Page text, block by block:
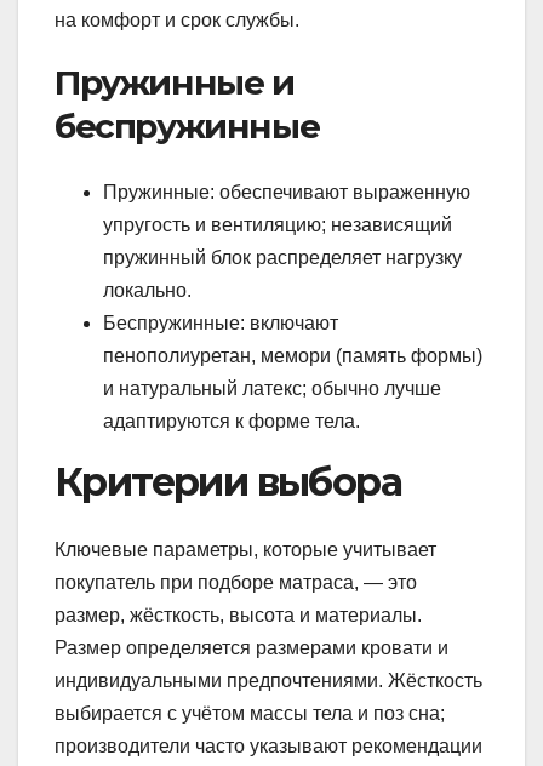
на комфорт и срок службы.
Пружинные и
беспружинные
Пружинные: обеспечивают выраженную
упругость и вентиляцию; независящий
пружинный блок распределяет нагрузку
локально.
Беспружинные: включают
пенополиуретан, мемори (память формы)
и натуральный латекс; обычно лучше
адаптируются к форме тела.
Критерии выбора
Ключевые параметры, которые учитывает
покупатель при подборе матраса, — это
размер, жёсткость, высота и материалы.
Размер определяется размерами кровати и
индивидуальными предпочтениями. Жёсткость
выбирается с учётом массы тела и поз сна;
производители часто указывают рекомендации